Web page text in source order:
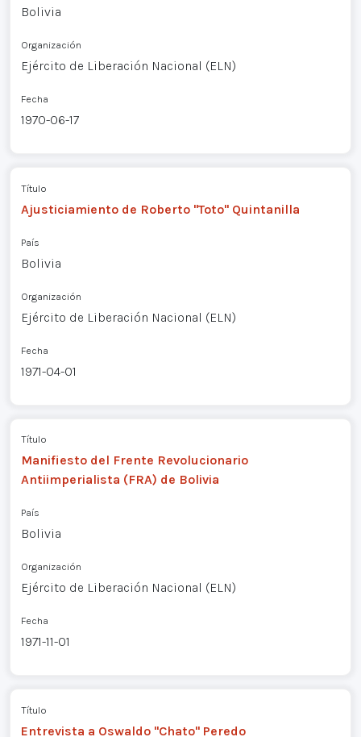
Bolivia
Organización
Ejército de Liberación Nacional (ELN)
Fecha
1970-06-17
Título
Ajusticiamiento de Roberto "Toto" Quintanilla
País
Bolivia
Organización
Ejército de Liberación Nacional (ELN)
Fecha
1971-04-01
Título
Manifiesto del Frente Revolucionario
Antiimperialista (FRA) de Bolivia
País
Bolivia
Organización
Ejército de Liberación Nacional (ELN)
Fecha
1971-11-01
Título
Entrevista a Oswaldo "Chato" Peredo